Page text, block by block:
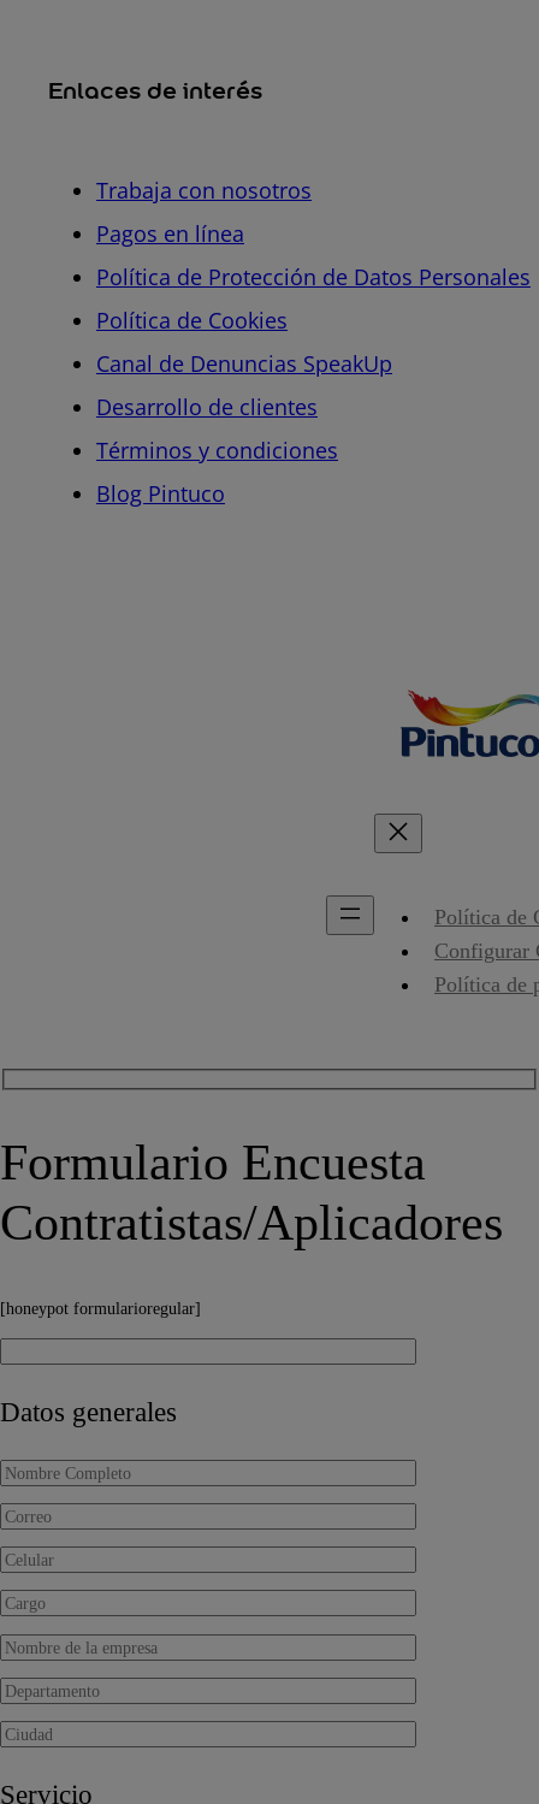
Enlaces de interés
Trabaja con nosotros
Pagos en línea
Política de Protección de Datos Personales
Política de Cookies
Canal de Denuncias SpeakUp
Desarrollo de clientes
Términos y condiciones
Blog Pintuco
Política de
Configurar
Política de
Formulario Encuesta
Contratistas/Aplicadores
[honeypot formularioregular]
Datos generales
Servicio